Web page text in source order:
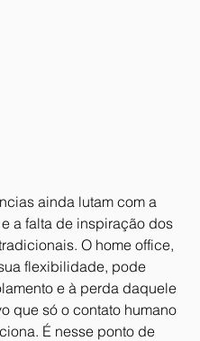
ainda lutam com a
a falta de inspiração dos
O home office,
flexibilidade, pode
e à perda daquele
que só o contato humano
É nesse ponto de